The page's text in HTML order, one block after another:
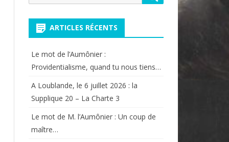
pour:
ARTICLES RÉCENTS
Le mot de l’Aumônier :
Providentialisme, quand tu nous tiens…
A Loublande, le 6 juillet 2026 : la
Supplique 20 – La Charte 3
Le mot de M. l’Aumônier : Un coup de
maître…